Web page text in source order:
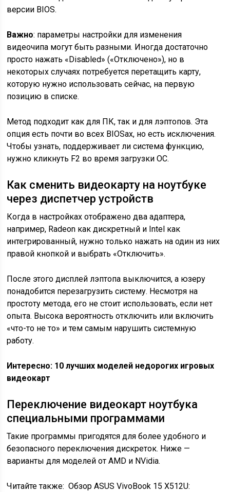
версии BIOS.
Важно: параметры настройки для изменения
видеочипа могут быть разными. Иногда достаточно
просто нажать «Disabled» («Отключено»), но в
некоторых случаях потребуется перетащить карту,
которую нужно использовать сейчас, на первую
позицию в списке.
Метод подходит как для ПК, так и для лэптопов. Эта
опция есть почти во всех BIOSах, но есть исключения.
Чтобы узнать, поддерживает ли система функцию,
нужно кликнуть F2 во время загрузки ОС.
Как сменить видеокарту на ноутбуке
через диспетчер устройств
Когда в настройках отображено два адаптера,
например, Radeon как дискретный и Intel как
интегрированный, нужно только нажать на один из них
правой кнопкой и выбрать «Отключить».
После этого дисплей лэптопа выключится, а юзеру
понадобится перезагрузить систему. Несмотря на
простоту метода, его не стоит использовать, если нет
опыта. Высока вероятность отключить или включить
«что-то не то» и тем самым нарушить системную
работу.
Интересно: 10 лучших моделей недорогих игровых
видеокарт
Переключение видеокарт ноутбука
специальными программами
Такие программы пригодятся для более удобного и
безопасного переключения дискреток. Ниже —
варианты для моделей от AMD и NVidia.
Читайте также: Обзор ASUS VivoBook 15 X512U: